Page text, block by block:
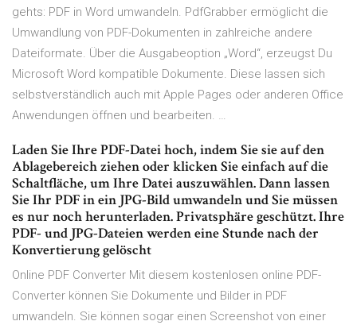
gehts: PDF in Word umwandeln. PdfGrabber ermöglicht die
Umwandlung von PDF-Dokumenten in zahlreiche andere
Dateiformate. Über die Ausgabeoption „Word“, erzeugst Du
Microsoft Word kompatible Dokumente. Diese lassen sich
selbstverständlich auch mit Apple Pages oder anderen Office
Anwendungen öffnen und bearbeiten. …
Laden Sie Ihre PDF-Datei hoch, indem Sie sie auf den
Ablagebereich ziehen oder klicken Sie einfach auf die
Schaltfläche, um Ihre Datei auszuwählen. Dann lassen
Sie Ihr PDF in ein JPG-Bild umwandeln und Sie müssen
es nur noch herunterladen. Privatsphäre geschützt. Ihre
PDF- und JPG-Dateien werden eine Stunde nach der
Konvertierung gelöscht
Online PDF Converter Mit diesem kostenlosen online PDF-
Converter können Sie Dokumente und Bilder in PDF
umwandeln. Sie können sogar einen Screenshot von einer